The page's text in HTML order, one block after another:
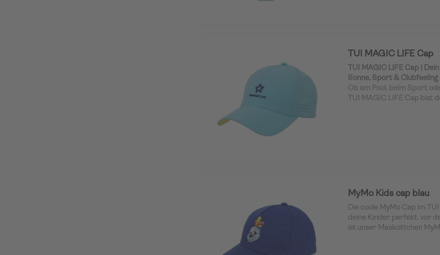
TUI MAGIC LIFE Cap
TUI MAGIC LIFE Cap |
Sonne, Sport & Clubfeeling
Ob am Pool, beim Sport
TUI MAGIC LIFE Cap bist
Klettverschluss aus
MyMo Kids cap blau
Die coole MyMo Cap im
deine Kinder perfekt. vor
ist unser Maskottchen